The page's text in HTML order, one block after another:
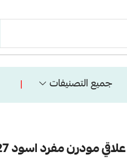
جميع التصنيفات ❘
علاقي مودرن مفرد اسود E27